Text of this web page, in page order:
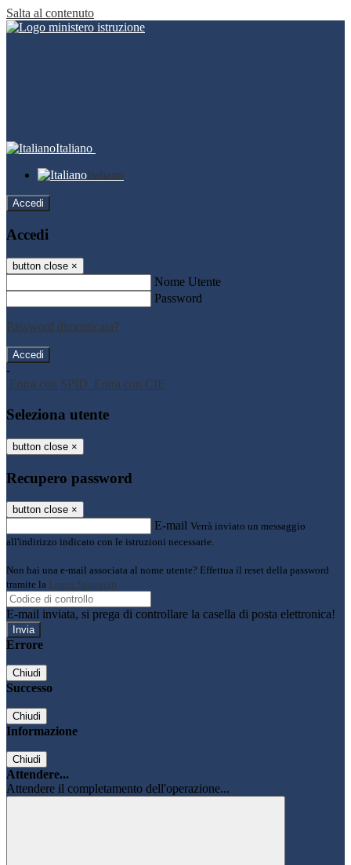
Salta al contenuto
Italiano
Italiano
Accedi
Accedi
button close ×
Nome Utente
Password
Password dimenticata?
-
Entra con SPID Entra con CIE
Seleziona utente
button close ×
Recupero password
button close ×
E-mail Verrà inviato un messaggio
all'indirizzo indicato con le istruzioni necessarie.
Non hai una e-mail associata al nome utente? Effettua il reset della password
tramite la Login Spaggiari
E-mail inviata, si prega di controllare la casella di posta elettronica!
Errore
Chiudi
Successo
Chiudi
Informazione
Chiudi
Attendere...
Attendere il completamento dell'operazione...